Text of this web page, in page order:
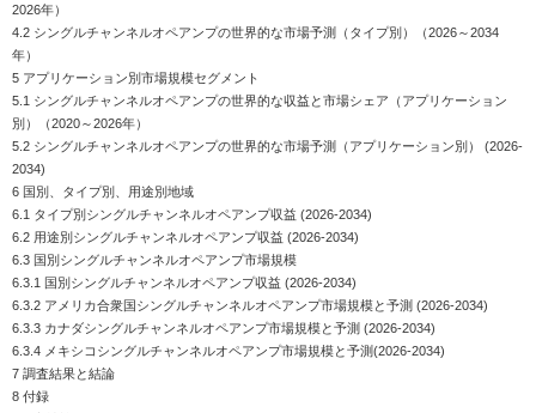
2026年）
4.2 シングルチャンネルオペアンプの世界的な市場予測（タイプ別）（2026～2034
年）
5 アプリケーション別市場規模セグメント
5.1 シングルチャンネルオペアンプの世界的な収益と市場シェア（アプリケーション
別）（2020～2026年）
5.2 シングルチャンネルオペアンプの世界的な市場予測（アプリケーション別） (2026-
2034)
6 国別、タイプ別、用途別地域
6.1 タイプ別シングルチャンネルオペアンプ収益 (2026-2034)
6.2 用途別シングルチャンネルオペアンプ収益 (2026-2034)
6.3 国別シングルチャンネルオペアンプ市場規模
6.3.1 国別シングルチャンネルオペアンプ収益 (2026-2034)
6.3.2 アメリカ合衆国シングルチャンネルオペアンプ市場規模と予測 (2026-2034)
6.3.3 カナダシングルチャンネルオペアンプ市場規模と予測 (2026-2034)
6.3.4 メキシコシングルチャンネルオペアンプ市場規模と予測(2026-2034)
7 調査結果と結論
8 付録